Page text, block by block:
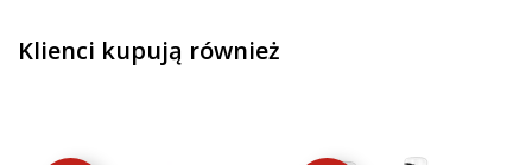
Klienci kupują również